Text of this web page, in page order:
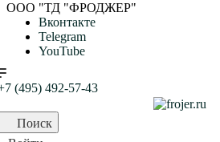
ООО "ТД "ФРОДЖЕР"
Вконтакте
Telegram
YouTube
(495) 492-57-43
Поиск